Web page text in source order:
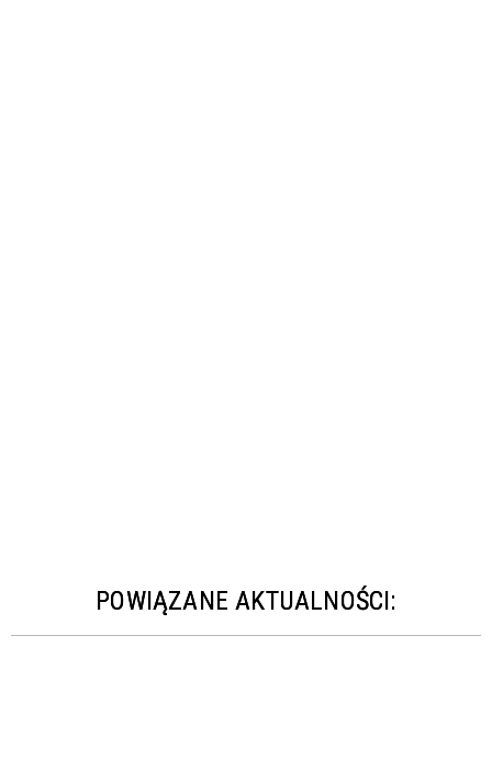
POWIĄZANE AKTUALNOŚCI: